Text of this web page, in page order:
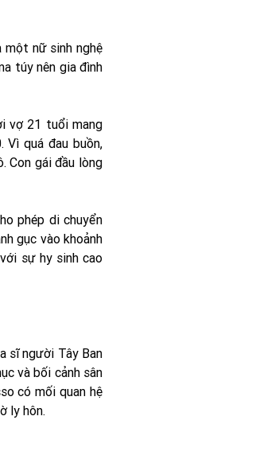
một nữ sinh nghệ
túy nên gia đình
vợ 21 tuổi mang
quá đau buồn,
Con gái đầu lòng
phép di chuyển
gục vào khoảnh
sự hy sinh cao
sĩ người Tây Ban
và bối cảnh sân
có mối quan hệ
ly hôn.